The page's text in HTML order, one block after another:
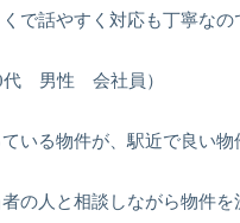
で話やすく対応も丁寧なの
代 男性 会社員）
いる物件が、駅近で良い物
の人と相談しながら物件